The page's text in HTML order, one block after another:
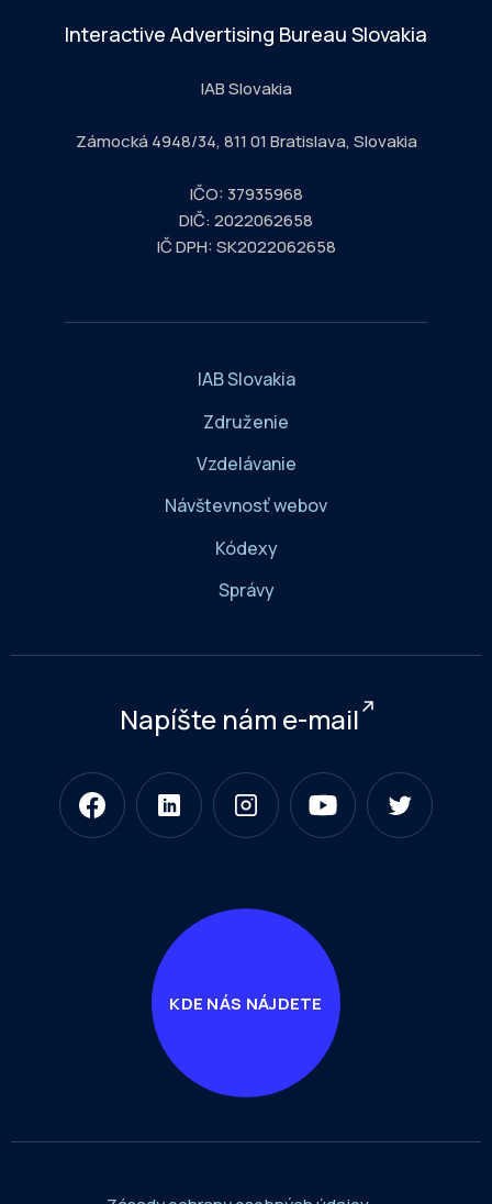
Interactive Advertising Bureau Slovakia
IAB Slovakia
Zámocká 4948/34, 811 01 Bratislava, Slovakia
IČO: 37935968
DIČ: 2022062658
IČ DPH: SK2022062658
IAB Slovakia
Združenie
Vzdelávanie
Návštevnosť webov
Kódexy
Správy
Napíšte nám e-mail
KDE NÁS NÁJDETE